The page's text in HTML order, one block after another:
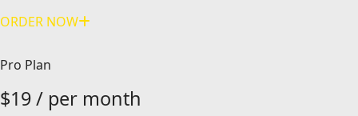
ORDER NOW
Pro Plan
$19/ per month